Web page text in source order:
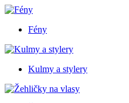
Fény
Kulmy a stylery